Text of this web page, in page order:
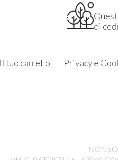
di
Il tuo carrello Privacy e